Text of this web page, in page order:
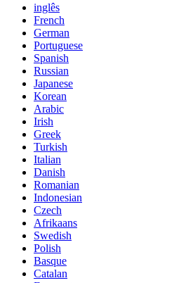
inglês
French
German
Portuguese
Spanish
Russian
Japanese
Korean
Arabic
Irish
Greek
Turkish
Italian
Danish
Romanian
Indonesian
Czech
Afrikaans
Swedish
Polish
Basque
Catalan